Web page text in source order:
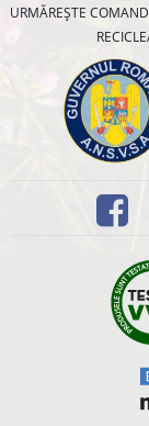
URMĂREȘTE